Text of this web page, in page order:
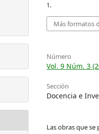
1.
Más formatos
Número
Vol. 9 Núm. 3
Sección
Docencia e
Las obras que